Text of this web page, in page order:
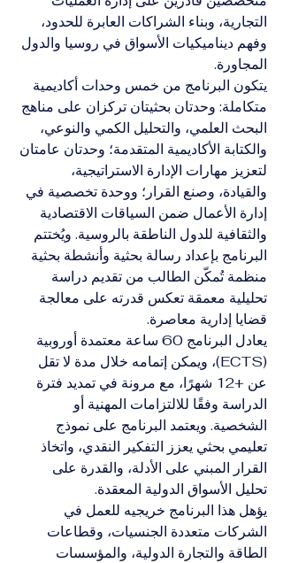
التجارية، وبناء الشراكات العابرة للحدود،
وفهم ديناميكيات الأسواق في روسيا والدول
المجاورة.
يتكون البرنامج من خمس وحدات أكاديمية
متكاملة: وحدتان بحثيتان تركزان على مناهج
البحث العلمي، والتحليل الكمي والنوعي،
والكتابة الأكاديمية المتقدمة؛ وحدتان عامتان
لتعزيز مهارات الإدارة الاستراتيجية،
والقيادة، وصنع القرار؛ ووحدة تخصصية في
إدارة الأعمال ضمن السياقات الاقتصادية
والثقافية للدول الناطقة بالروسية. ويُختتم
البرنامج بإعداد رسالة بحثية وأنشطة بحثية
منظمة تُمكّن الطالب من تقديم دراسة
تحليلية معمقة تعكس قدرته على معالجة
قضايا إدارية معاصرة.
يعادل البرنامج 60 ساعة معتمدة أوروبية
(ECTS)، ويمكن إتمامه خلال مدة لا تقل
عن +12 شهرًا، مع مرونة في تمديد فترة
الدراسة وفقًا للالتزامات المهنية أو
الشخصية. ويعتمد البرنامج على نموذج
تعليمي بحثي يعزز التفكير النقدي، واتخاذ
القرار المبني على الأدلة، والقدرة على
تحليل الأسواق الدولية المعقدة.
يؤهل هذا البرنامج خريجيه للعمل في
الشركات متعددة الجنسيات، وقطاعات
الطاقة والتجارة الدولية، والمؤسسات